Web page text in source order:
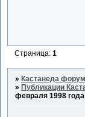
Страница:1
»Кастанеда
»Публикации
февраля 1998 года